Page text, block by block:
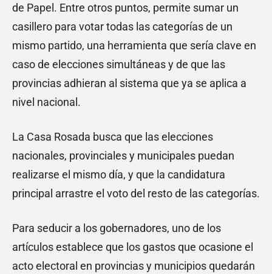
de Papel. Entre otros puntos, permite sumar un
casillero para votar todas las categorías de un
mismo partido, una herramienta que sería clave en
caso de elecciones simultáneas y de que las
provincias adhieran al sistema que ya se aplica a
nivel nacional.
La Casa Rosada busca que las elecciones
nacionales, provinciales y municipales puedan
realizarse el mismo día, y que la candidatura
principal arrastre el voto del resto de las categorías.
Para seducir a los gobernadores, uno de los
artículos establece que los gastos que ocasione el
acto electoral en provincias y municipios quedarán